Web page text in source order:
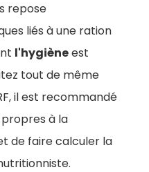
repose
liés à une ration
l'hygièneest
tout de même
il est recommandé
à la
de faire calculer la